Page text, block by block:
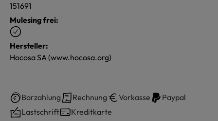
151691
Mulesing frei:
Hersteller:
Hocosa SA (www.hocosa.org)
Barzahlung Rechnung Vorkasse
Paypal
Lastschrift
Kreditkarte